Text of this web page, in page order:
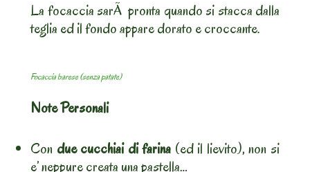
La focaccia sarÃ pronta quando si stacca dalla
teglia ed il fondo appare dorato e croccante.
Focaccia barese (senza patate)
Note Personali
Con due cucchiai di farina (ed il lievito), non si
e’ neppure creata una pastella…